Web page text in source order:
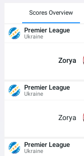
Scores Overview
Premier League
Ukraine
Zorya
Premier League
Ukraine
Zorya
Premier League
Ukraine